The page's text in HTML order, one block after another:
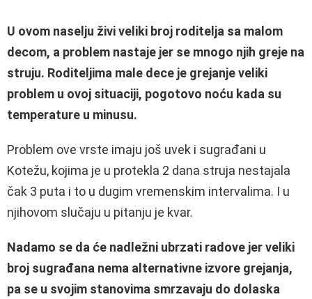
U ovom naselju živi veliki broj roditelja sa malom
decom, a problem nastaje jer se mnogo njih greje na
struju. Roditeljima male dece je grejanje veliki
problem u ovoj situaciji, pogotovo noću kada su
temperature u minusu.
Problem ove vrste imaju još uvek i sugrađani u
Kotežu, kojima je u protekla 2 dana struja nestajala
čak 3 puta i to u dugim vremenskim intervalima. I u
njihovom slučaju u pitanju je kvar.
Nadamo se da će nadležni ubrzati radove jer veliki
broj sugrađana nema alternativne izvore grejanja,
pa se u svojim stanovima smrzavaju do dolaska